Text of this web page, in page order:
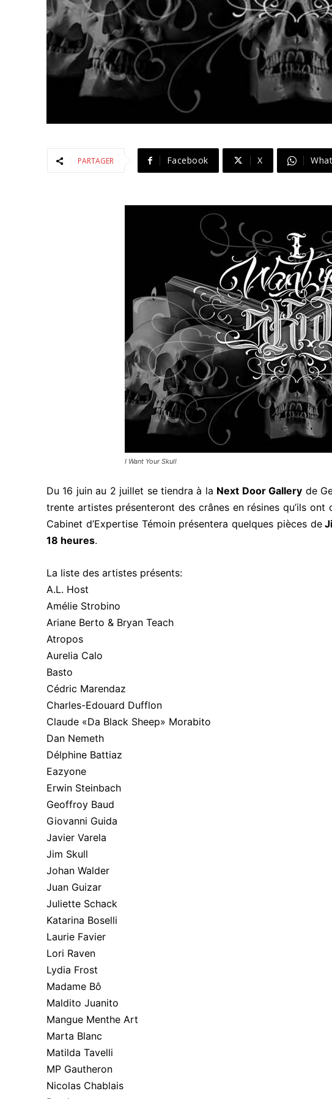
PARTAGER Facebook X
I Want Your Skull
Du 16 juin au 2 juillet se tiendra à la Next Door Gallery de
trente artistes présenteront des crânes en résines qu’ils
Cabinet d’Expertise Témoin présentera quelques pièces de
18 heures.
La liste des artistes présents:
A.L. Host
Amélie Strobino
Ariane Berto & Bryan Teach
Atropos
Aurelia Calo
Basto
Cédric Marendaz
Charles-Edouard Dufflon
Claude «Da Black Sheep» Morabito
Dan Nemeth
Délphine Battiaz
Eazyone
Erwin Steinbach
Geoffroy Baud
Giovanni Guida
Javier Varela
Jim Skull
Johan Walder
Juan Guizar
Juliette Schack
Katarina Boselli
Laurie Favier
Lori Raven
Lydia Frost
Madame Bô
Maldito Juanito
Mangue Menthe Art
Marta Blanc
Matilda Tavelli
MP Gautheron
Nicolas Chablais